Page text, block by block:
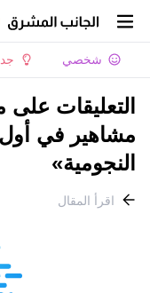
شخصي
مشاهير في أول
النجومية»
اقرأ المقال